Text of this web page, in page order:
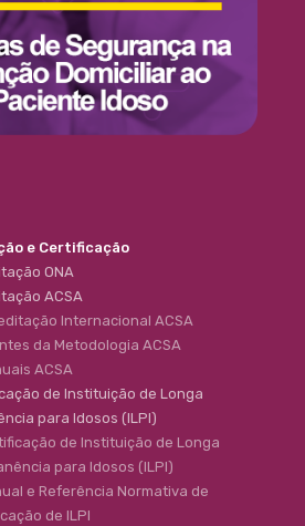
e Certificação
ONA
ACSA
Internacional ACSA
da Metodologia ACSA
ACSA
de Instituição de Longa
para Idosos (ILPI)
de Instituição de Longa
para Idosos (ILPI)
e Referência Normativa de
de ILPI